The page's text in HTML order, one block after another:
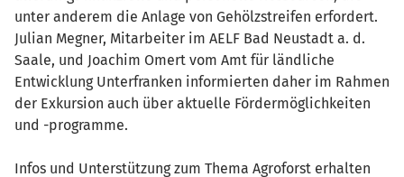
unter anderem die Anlage von Gehölzstreifen erfordert.
Julian Megner, Mitarbeiter im AELF Bad Neustadt a. d.
Saale, und Joachim Omert vom Amt für ländliche
Entwicklung Unterfranken informierten daher im Rahmen
der Exkursion auch über aktuelle Fördermöglichkeiten
und -programme.
Infos und Unterstützung zum Thema Agroforst erhalten